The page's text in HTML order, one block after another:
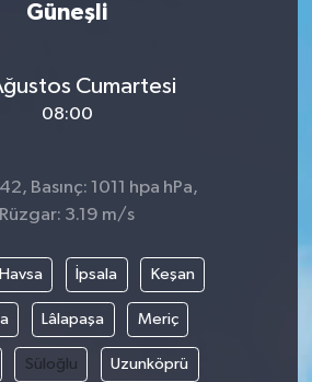
Güneşli
Cumartesi
08:00
Basınç: 1011 hpa hPa,
Rüzgar: 3.19 m/s
Havsa İpsala Keşan
Lâlapaşa Meriç
Süloğlu Uzunköprü